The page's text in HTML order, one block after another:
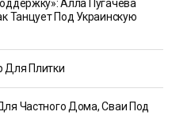
Алла Пугачева
Танцует Под Украинскую
Для Плитки
Частного Дома, Сваи Под